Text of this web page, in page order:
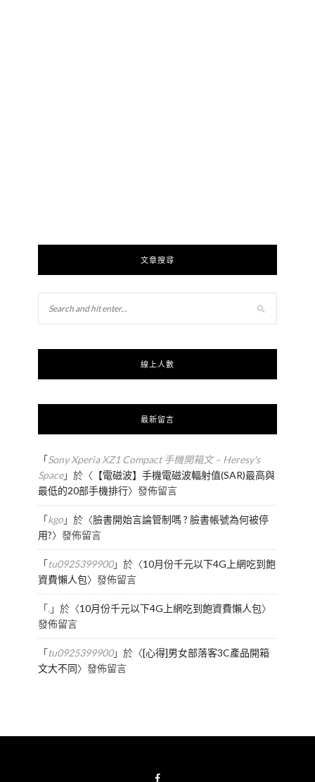
文章搜尋
線上人數
最新留言
「Sony Xperia XZ1 Compact 手機開箱文 – Heresy's
Space」於〈 【電磁波】手機電磁波輻射值(SAR)最高與
最低的20部手機排行〉發佈留言
「kgo」於〈臉書開始言論管制嗎 ? 臉書帳號為何被停
用?〉發佈留言
「tu0925399900」於〈10月份千元以下4G上網吃到飽
資費懶人包〉發佈留言
「.」於〈10月份千元以下4G上網吃到飽資費懶人包〉
發佈留言
「tu0925399900」於〈[心得]男女部落客3C產品開箱
文大不同〉發佈留言